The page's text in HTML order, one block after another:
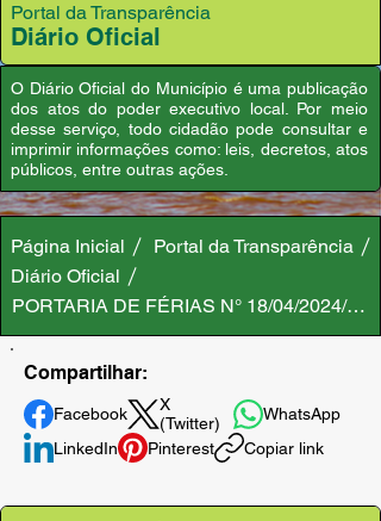
Portal da Transparência
Diário Oficial
O Diário Oficial do Município é uma publicação
dos atos do poder executivo local. Por meio
desse serviço, todo cidadão pode consultar e
imprimir informações como: leis, decretos, atos
públicos, entre outras ações.
Página Inicial
Portal da Transparência
Diário Oficial
PORTARIA DE FÉRIAS N° 18/04/
Compartilhar:
Facebook
X
(Twitter)
WhatsApp
LinkedIn
Pinterest Copiar link